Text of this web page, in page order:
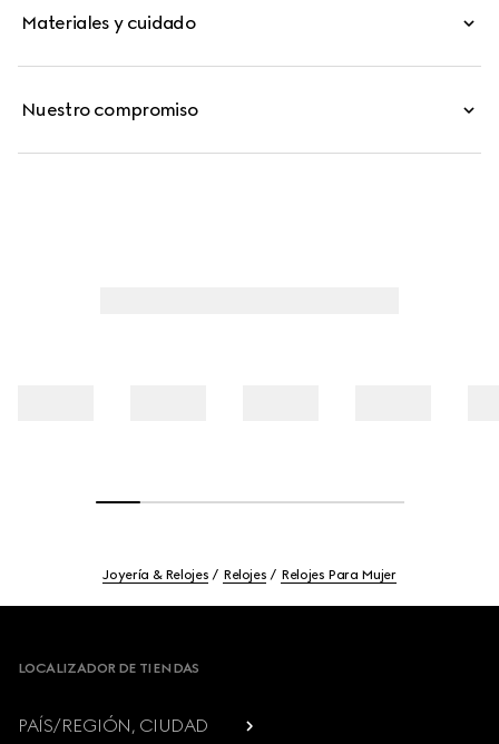
Materiales y cuidado
Nuestro compromiso
Joyería & Relojes Relojes Relojes Para Mujer
LOCALIZADOR DE TIENDAS
PAÍS/REGIÓN, CIUDAD